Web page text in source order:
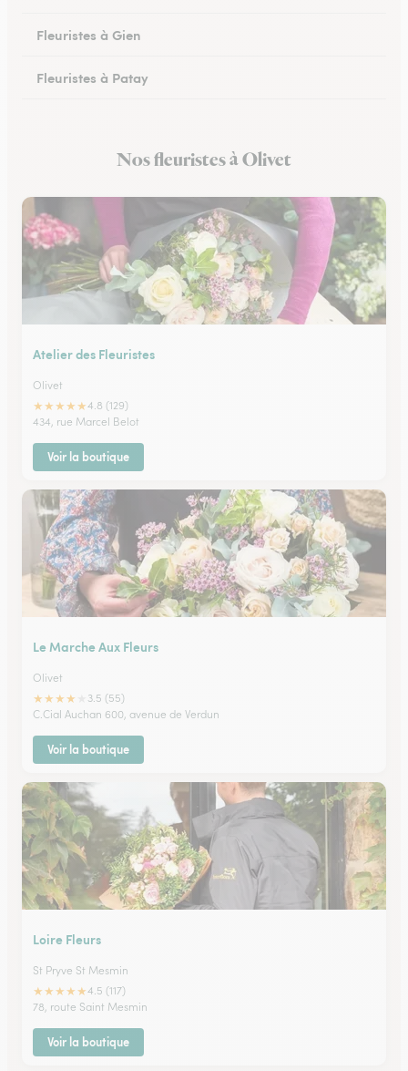
Fleuristes à Gien
Fleuristes à Patay
Fleuristes à LorrisNos fleuristes à Olivet
Atelier des Fleuristes
Olivet
★★★★★4.8 (129)
434, rue Marcel Belot
Voir la boutique
Le Marche Aux Fleurs
Olivet
★★★★
3.5 (55)
C.Cial Auchan 600, avenue de Verdun
Voir la boutique
Loire Fleurs
St Pryve St Mesmin
★★★★★4.5 (117)
78, route Saint Mesmin
Voir la boutique